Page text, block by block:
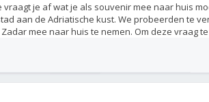
vraagt je af wat je als souvenir mee naar huis
aan de Adriatische kust. We probeerden te
mee naar huis te nemen. Om deze vraag